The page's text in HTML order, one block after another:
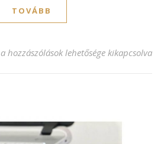
TOVÁBB
Melyik a legjobb ballagási ajándék?
a hozzászólások lehetősége kikapcsolva